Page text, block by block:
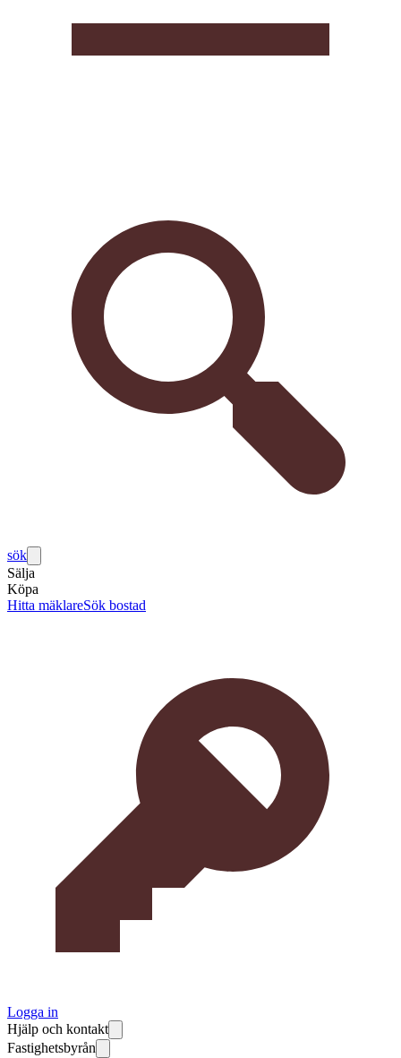
sök
Sälja
Köpa
Hitta mäklareSök bostad
Logga in
Hjälp och kontakt
Fastighetsbyrån